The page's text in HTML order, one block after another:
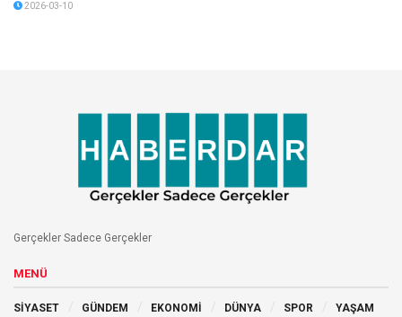
2026-03-10
Gerçekler Sadece Gerçekler
MENÜ
SİYASET GÜNDEM EKONOMİ DÜNYA SPOR YAŞAM